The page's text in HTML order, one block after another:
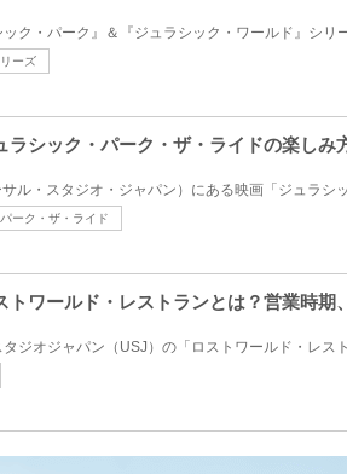
ク・パーク』＆『ジュラシック・ワールド』シリ
ーズ
ラシック・パーク・ザ・ライドの楽し
ル・スタジオ・ジャパン）にある映画「ジュラシ
ーク・ザ・ライド
トワールド・レストランとは？営業時
ジオジャパン（USJ）の「ロストワールド・レス